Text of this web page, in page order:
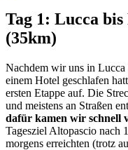
Tag 1: Lucca
(35km)
Nachdem wir uns in Lucca
einem Hotel geschlafen
ersten Etappe auf. Die
und meistens an Straßen
dafür kamen wir schnell
Tagesziel Altopascio nach
morgens erreichten (trotz